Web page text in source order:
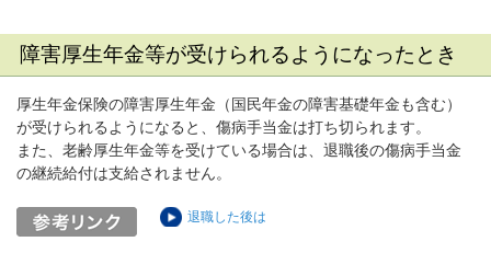
障害厚生年金等が受けられるようになったとき
厚生年金保険の障害厚生年金（国民年金の障害基礎年金も含む）
が受けられるようになると、傷病手当金は打ち切られます。
また、老齢厚生年金等を受けている場合は、退職後の傷病手当金
の継続給付は支給されません。
退職した後は